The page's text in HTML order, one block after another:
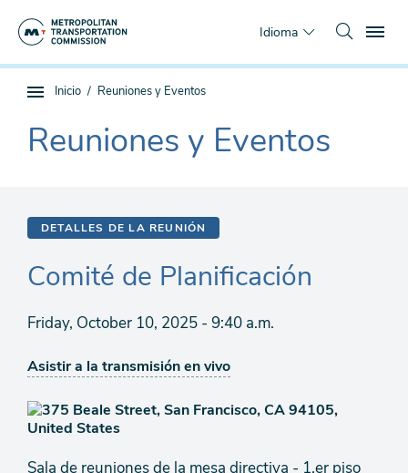
Idioma
Navegación
de
subpágina
Estás
Inicio Reuniones y Eventos
The
current
Reuniones y Eventos
DETALLES DE LA REUNIÓN
Comité de Planificación
Friday, October 10, 2025 - 9:40 a.m.
Asistir a la transmisión en vivo
Sala de reuniones de la mesa directiva - 1.er piso